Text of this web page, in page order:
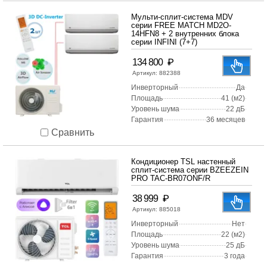
Сравнить
Мульти-сплит-система MDV
серии FREE MATCH MD2O-
14HFN8 + 2 внутренних блока
серии INFINI (7+7)
134 800 ₽
Артикул: 882388
Инверторный
Да
Площадь
41 (м2)
Уровень шума
22 дБ
Гарантия
36 месяцев
Кондиционер TSL настенный
сплит-система серии BZEEZEIN
PRO TAC-BR07ONF/R
38 999 ₽
Артикул: 885018
Инверторный
Нет
Площадь
22 (м2)
Уровень шума
25 дБ
Гарантия
3 года